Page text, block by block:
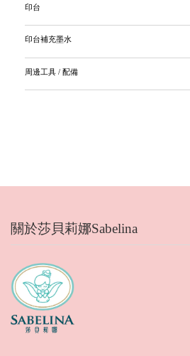
印台
印台補充墨水
周邊工具 / 配備
關於莎貝莉娜Sabelina